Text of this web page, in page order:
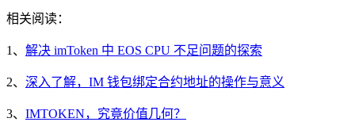
相关阅读：
1、 解决 imToken 中 EOS CPU 不足问题的探索
2、 深入了解，IM 钱包绑定合约地址的操作与意义
3、 IMTOKEN，究竟价值几何？